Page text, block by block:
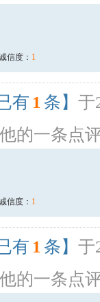
信度： 1
有 1 条】 于
的一条点
信度： 1
有 1 条】 于
的一条点